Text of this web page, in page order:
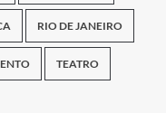
RIO DE JANEIRO
TEATRO